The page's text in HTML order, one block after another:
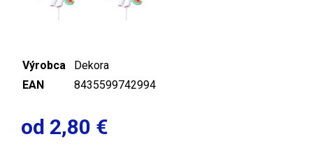
Výrobca
Dekora
EAN
8435599742994
od 2,80 €